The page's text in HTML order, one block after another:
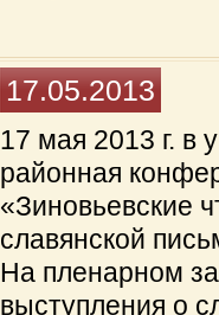
17.05.2013
17 мая 2013 г. в
районная
«Зиновьевские
славянской
На пленарном
выступления о